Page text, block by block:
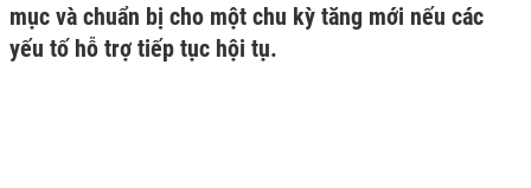
mục và chuẩn bị cho một chu kỳ tăng mới nếu các
yếu tố hỗ trợ tiếp tục hội tụ.